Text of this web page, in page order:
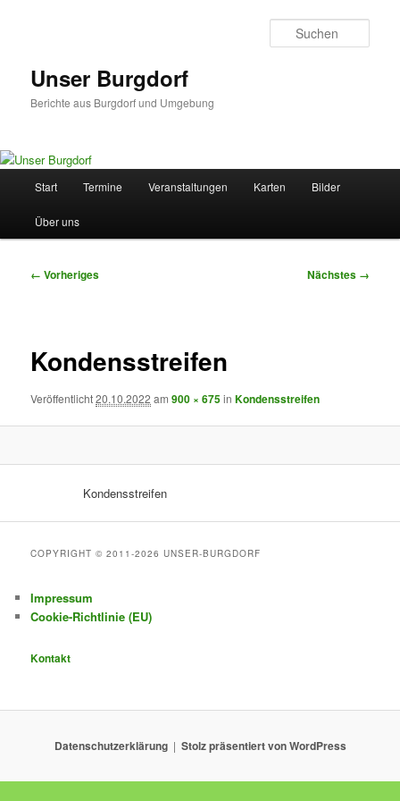
Unser Burgdorf
Berichte aus Burgdorf und Umgebung
Start Termine Veranstaltungen Karten Bilder
Über uns
Bilder-
← Vorheriges Nächstes →
Kondensstreifen
Veröffentlicht20.10.2022 am900 × 675inKondensstreifen
Kondensstreifen
COPYRIGHT © 2011-2026 UNSER-BURGDORF
Impressum
Cookie-Richtlinie (EU)
Kontakt
Datenschutzerklärung Stolz präsentiert von WordPress